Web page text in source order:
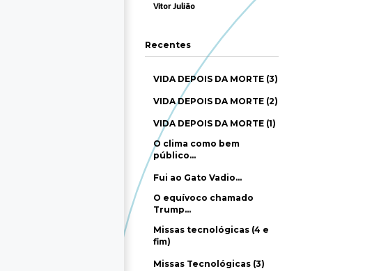
Vítor Julião
Recentes
VIDA DEPOIS DA MORTE (3)
VIDA DEPOIS DA MORTE (2)
VIDA DEPOIS DA MORTE (1)
O clima como bem
público…
Fui ao Gato Vadio…
O equívoco chamado
Trump…
Missas tecnológicas (4 e
fim)
Missas Tecnológicas (3)